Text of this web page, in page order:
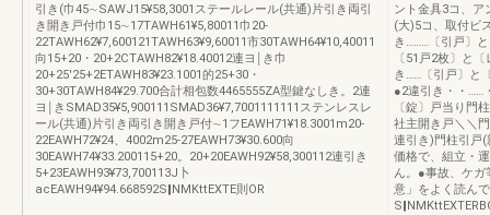
引き(巾45∼SAWJ15¥58,3001ステールレール(共通)片引き両引
き開き戸付巾15∼17TAWH61¥5,80011巾20-
22TAWH62¥7,600121TAWH63¥9,60011市30TAWH64¥10,40011
向15+20・20+2CTAWH82¥18.40012連ヨ￨き巾
20+25'25+2ETAWH83¥23.1001的25+30・
30+30TAWH84¥29.700合計相包数4465555ZA型鍵なしき。2連
ヨ￨きSMAD35¥5,900111SMAD36¥7,7001111111ステンレスレ
ール(共通)片引き両引き開き戸付∼1フEAWH71¥18.3001m20-
22EAWH72¥24、4002m25-27EAWH73¥30.600向
30EAWH74¥33.200115+20。20+20EAWH92¥58,300112連引き
5+23EAWH93¥73,700113J卜
acEAWH94¥94.668592S‖NMKttEXTE則OR
ント金具3コ、ア
(大)5コ、取付ビ
き………〔引戸〕
〔51戸2枚〕と
き……〔引戸〕と
●2違引き・・……
〔錠〕戸当り門
社主開き戸
連引き)門柱引戸
価格で、組立・
ん。●事故、ケガ
意」をよく読ん